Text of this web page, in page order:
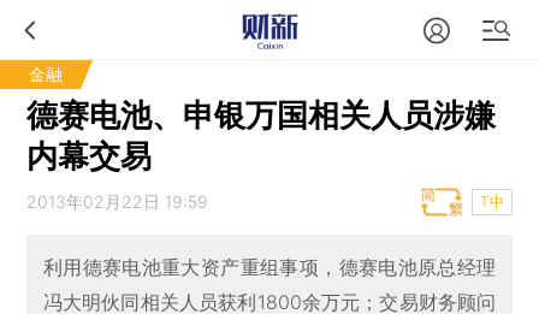
金融
德赛电池、申银万国相关人员涉嫌
内幕交易
2013年02月22日 19:59 T中
利用德赛电池重大资产重组事项，德赛电池原总经理
冯大明伙同相关人员获利1800余万元；交易财务顾问